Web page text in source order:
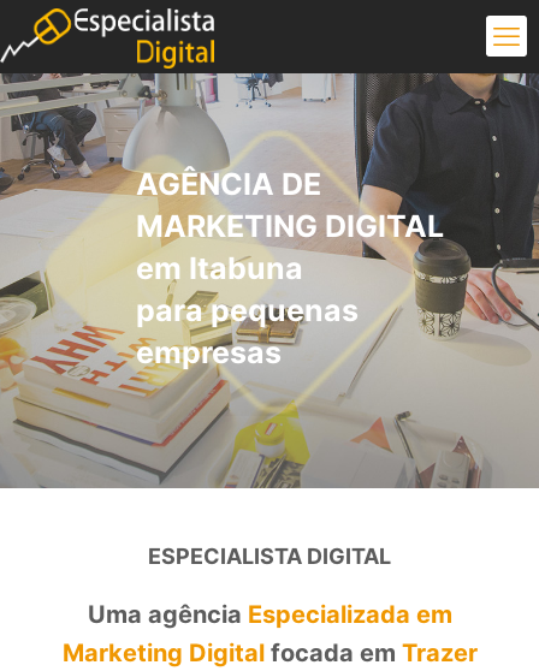
AGÊNCIA DE
MARKETING DIGITAL
em Itabuna
para pequenas
empresas
ESPECIALISTA DIGITAL
Uma agência Especializada em
Marketing Digitalfocada em Trazer